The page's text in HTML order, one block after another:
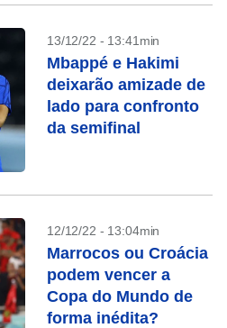
13/12/22 - 13:41min
Mbappé e Hakimi
deixarão amizade de
lado para confronto
da semifinal
12/12/22 - 13:04min
Marrocos ou Croácia
podem vencer a
Copa do Mundo de
forma inédita?